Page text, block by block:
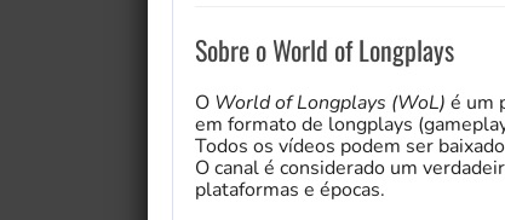
Sobre o World of Longplays
O World of Longplays (WoL) é um
em formato de longplays
Todos os vídeos podem ser
O canal é considerado um
plataformas e épocas.